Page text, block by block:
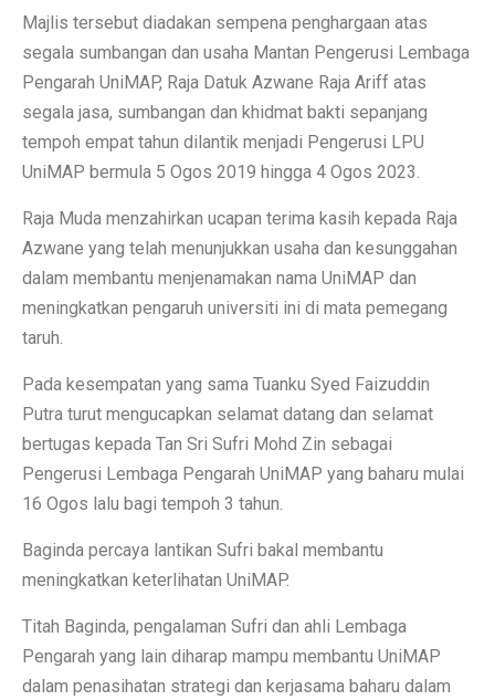
Majlis tersebut diadakan sempena penghargaan atas
segala sumbangan dan usaha Mantan Pengerusi Lembaga
Pengarah UniMAP, Raja Datuk Azwane Raja Ariff atas
segala jasa, sumbangan dan khidmat bakti sepanjang
tempoh empat tahun dilantik menjadi Pengerusi LPU
UniMAP bermula 5 Ogos 2019 hingga 4 Ogos 2023.
Raja Muda menzahirkan ucapan terima kasih kepada Raja
Azwane yang telah menunjukkan usaha dan kesunggahan
dalam membantu menjenamakan nama UniMAP dan
meningkatkan pengaruh universiti ini di mata pemegang
taruh.
Pada kesempatan yang sama Tuanku Syed Faizuddin
Putra turut mengucapkan selamat datang dan selamat
bertugas kepada Tan Sri Sufri Mohd Zin sebagai
Pengerusi Lembaga Pengarah UniMAP yang baharu mulai
16 Ogos lalu bagi tempoh 3 tahun.
Baginda percaya lantikan Sufri bakal membantu
meningkatkan keterlihatan UniMAP.
Titah Baginda, pengalaman Sufri dan ahli Lembaga
Pengarah yang lain diharap mampu membantu UniMAP
dalam penasihatan strategi dan kerjasama baharu dalam